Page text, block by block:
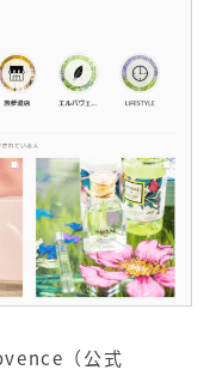
（公式